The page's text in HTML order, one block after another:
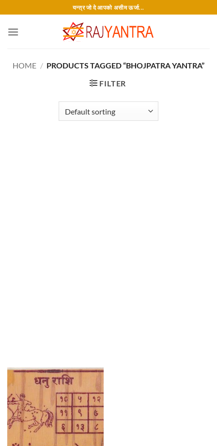
to
content
यन्त्र जो दे आपको असीम ऊर्जा...
HOME / PRODUCTS TAGGED “BHOJPATRA YANTRA”
FILTER